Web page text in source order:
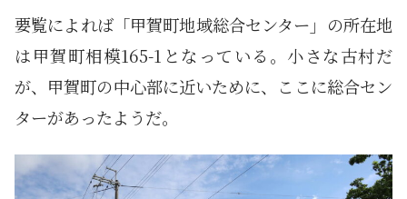
要覧によれば「甲賀町地域総合センター」の所在地
は甲賀町相模165-1となっている。小さな古村だ
が、甲賀町の中心部に近いために、ここに総合セン
ターがあったようだ。